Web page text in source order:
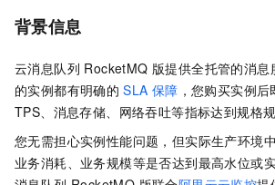
背景信息
云消息队列 RocketMQ 版提供全托管的消
的实例都有明确的 SLA 保障 ，您购买实例
TPS、消息存储、网络吞吐等指标达到规格规
您无需担心实例性能问题，但实际生产环境
业务消耗、业务规模等是否达到最高水位或